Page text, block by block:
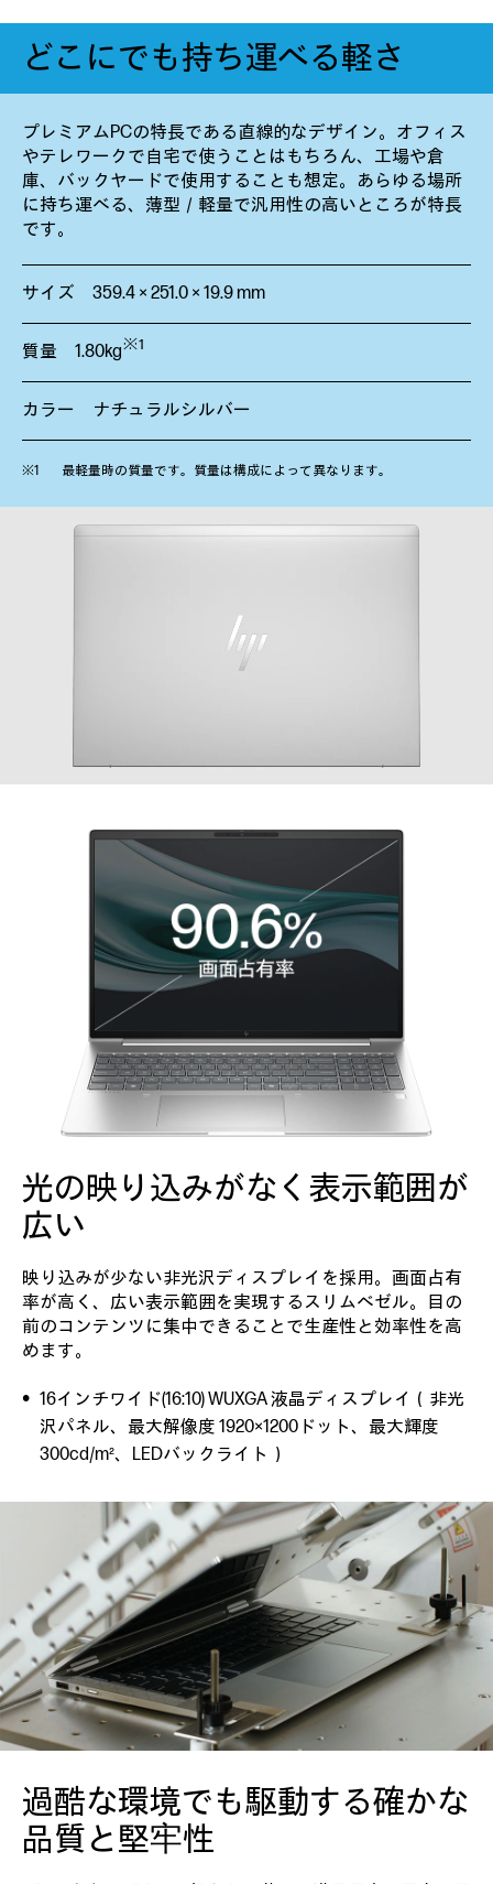
どこにでも持ち運べる軽さ
プレミアムPCの特長である直線的なデザイン。オフィス
やテレワークで自宅で使うことはもちろん、工場や倉
庫、バックヤードで使用することも想定。あらゆる場所
に持ち運べる、薄型／軽量で汎用性の高いところが特長
です。
サイズ 359.4 × 251.0 × 19.9 mm
質量 1.80kg※1
カラー ナチュラルシルバー
最軽量時の質量です。質量は構成によって異なります。
光の映り込みがなく 表示範囲が
広い
映り込みが少ない非光沢ディスプレイを採用。画面占有
率が高く、広い表示範囲を実現するスリムベゼル。目の
前のコンテンツに集中できることで生産性と効率性を高
めます。
16インチワイド(16:10) WUXGA 液晶ディスプレイ（非光
沢パネル、最大解像度 1920×1200ドット、最大輝度
300cd/m²、LEDバックライト）
過酷な環境でも駆動する確かな
品質と堅牢性